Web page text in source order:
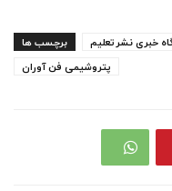
برچسب ها خبری نشرتعلیم
پتروشیمی فن آوران